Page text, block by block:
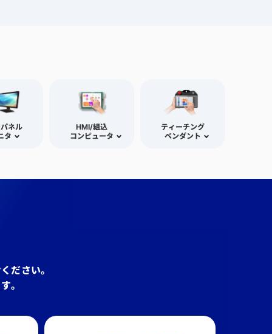
ネル
タ
HMI/組込
コンピュータ
ティーチング
ペンダント
ださい。
。